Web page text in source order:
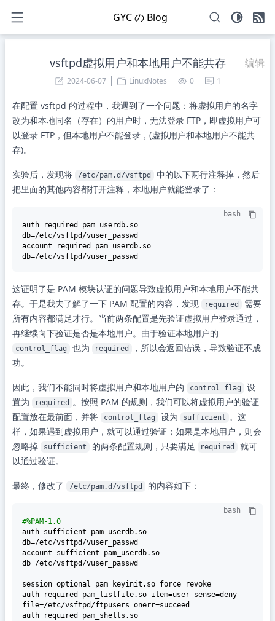
GYC の Blog
vsftpd虚拟用户和本地用户不能共存 编辑
2024-06-07 LinuxNotes 0 1
在配置 vsftpd 的过程中，我遇到了一个问题：将虚拟用户的名字
改为和本地同名（存在）的用户时，无法登录 FTP，即虚拟用户可
以登录 FTP，但本地用户不能登录，(虚拟用户和本地用户不能共
存)。
实验后，发现将 /etc/pam.d/vsftpd
中的以下两行注释掉，然后
把里面的其他内容都打开注释，本地用户就能登录了：
bash
auth required pam_userdb.so
db=/etc/vsftpd/vuser_passwd
account required pam_userdb.so
这证明了是 PAM 模块认证的问题导致虚拟用户和本地用户不能共
存。于是我去了解了一下 PAM 配置的内容，发现
required
需要
所有内容都满足才行。当前两条配置是先验证虚拟用户登录通过，
再继续向下验证是否是本地用户。由于验证本地用户的
control_flag 也为 required
，所以会返回错误，导致验证不成
功。
因此，我们不能同时将虚拟用户和本地用户的 control_flag
设
置为
required 。按照 PAM 的规则，我们可以将虚拟用户的验证
配置放在最前面，并将
control_flag 设为 sufficient 。这
样，如果遇到虚拟用户，就可以通过验证；如果是本地用户，则会
忽略掉
sufficient 的两条配置规则，只要满足 required
就可
以通过验证。
最终，修改了 /etc/pam.d/vsftpd 的内容如下：
bash
#%PAM-1.0
auth sufficient pam_userdb.so
db=/etc/vsftpd/vuser_passwd
account sufficient pam_userdb.so
db=/etc/vsftpd/vuser_passwd
session optional pam_keyinit.so force revoke
auth required pam_listfile.so item=user sense=deny
file=/etc/vsftpd/ftpusers onerr=succeed
auth required pam_shells.so